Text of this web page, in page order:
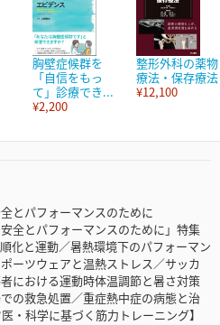
胸壁症候群を
「自信をもっ
て」診療でき...
¥2,200
整形外科の薬物
療法・保存療法
¥12,100
とパフォーマンスのために
全とパフォーマンスのために」特集
化と運動／暑熱環境下のパフォーマン
ーツウェアと温熱ストレス／サッカ
における運動時体温調節と暑さ対策
の救急処置／重症熱中症の病態と治
・科学に基づく筋力トレーニング】